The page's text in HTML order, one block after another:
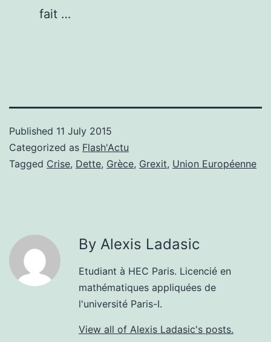
fait …
Published 11 July 2015
Categorized as Flash'Actu
Tagged Crise, Dette, Grèce, Grexit, Union Européenne
By Alexis Ladasic
Etudiant à HEC Paris. Licencié en
mathématiques appliquées de
l'université Paris-I.
View all of Alexis Ladasic's posts.